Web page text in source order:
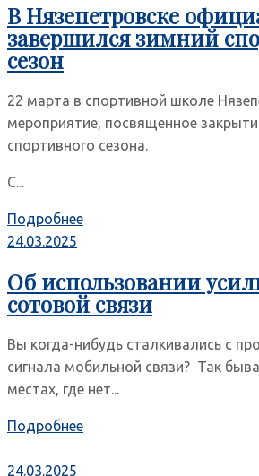
В Нязепетровске
завершился зимний
сезон
22 марта в спортивной школе
мероприятие, посвященное
спортивного сезона.
С...
Подробнее
24.03.2025
Об использовании
сотовой связи
Вы когда-нибудь сталкивались с
сигнала мобильной связи? Так
местах, где нет...
Подробнее
24.03.2025